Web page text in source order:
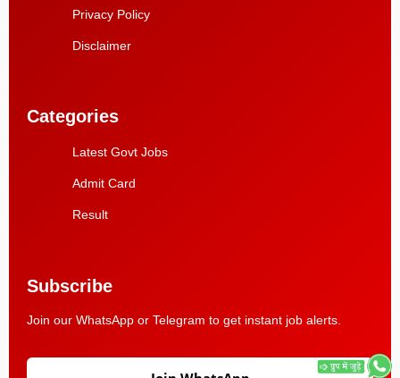
Privacy Policy
Disclaimer
Categories
Latest Govt Jobs
Admit Card
Result
Subscribe
Join our WhatsApp or Telegram to get instant job alerts.